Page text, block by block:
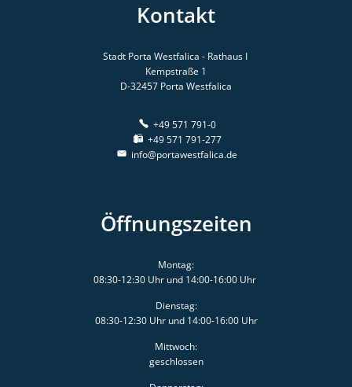
Kontakt
Stadt Porta Westfalica - Rathaus I
Kempstraße 1
D-32457 Porta Westfalica
+49 571 791-0
+49 571 791-277
info@portawestfalica.de
Öffnungszeiten
Montag:
08:30-12:30 Uhr und 14:00-16:00 Uhr
Dienstag:
08:30-12:30 Uhr und 14:00-16:00 Uhr
Mittwoch:
geschlossen